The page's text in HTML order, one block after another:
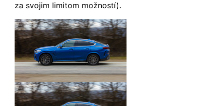
za svojim limitom možností).